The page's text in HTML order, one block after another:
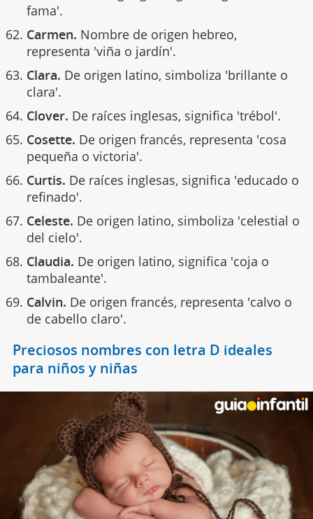
fama'.
Carmen. Nombre de origen hebreo,
representa 'viña o jardín'.
Clara. De origen latino, simboliza 'brillante o
clara'.
Clover. De raíces inglesas, significa 'trébol'.
Cosette. De origen francés, representa 'cosa
pequeña o victoria'.
Curtis. De raíces inglesas, significa 'educado o
refinado'.
Celeste. De origen latino, simboliza 'celestial o
del cielo'.
Claudia. De origen latino, significa 'coja o
tambaleante'.
Calvin. De origen francés, representa 'calvo o
de cabello claro'.
Preciosos nombres con letra D ideales
para niños y niñas